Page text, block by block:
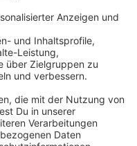
laden!
Service eines
kann
Sie die
Sie der
um dieses